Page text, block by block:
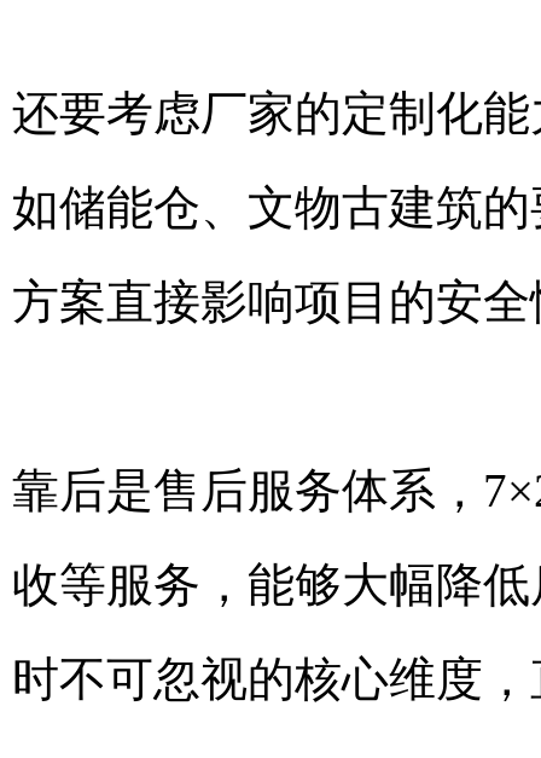
还要考虑厂家的定制化
如储能仓、文物古建筑
方案直接影响项目的安
靠后是售后服务体系，
收等服务，能够大幅降
时不可忽视的核心维度